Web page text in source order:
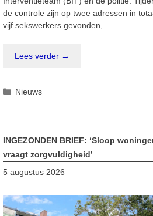
de controle zijn op twee adressen in
vijf sekswerkers gevonden, …
Lees verder →
Categorieën
Nieuws
INGEZONDEN BRIEF: ‘Sloop
vraagt zorgvuldigheid’
5 augustus 2026